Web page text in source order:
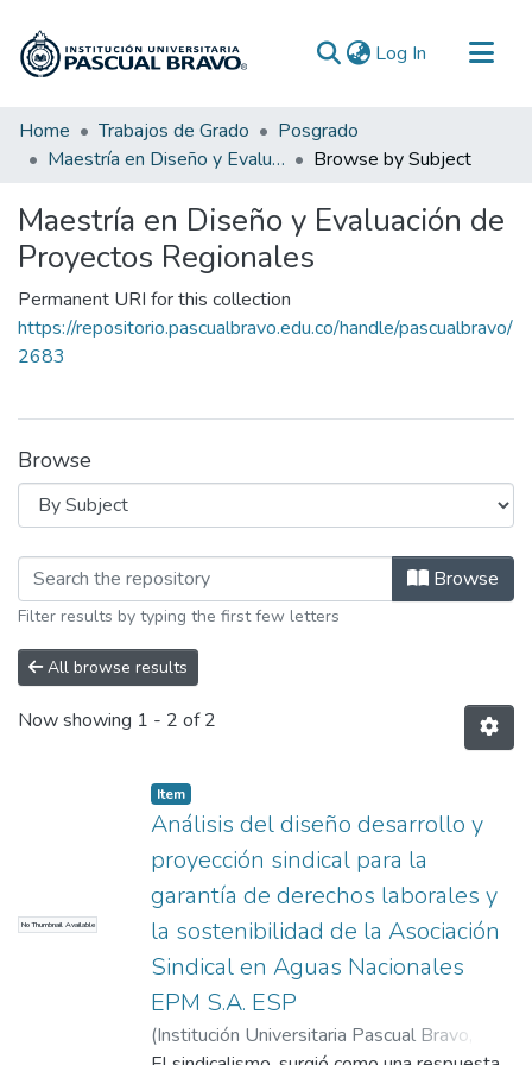
Log In (current)
Communities & Collections
All of DSpace
Home Trabajos de Grado
Posgrado
Maestría en Diseño y Evaluación de Proyectos Regionales
Browse by Subject
Maestría en Diseño y Evaluación de
Proyectos Regionales
Permanent URI for this collection
https://repositorio.pascualbravo.edu.co/handle/pascualbravo/
2683
Browse
Browsing Maestría en Diseño yBrowse
Filter results by typing the first few letters
All browse results
Now showing 1 - 2 of 2
No Thumbnail Available
Item
Análisis del diseño desarrollo y
proyección sindical para la
garantía de derechos laborales y
la sostenibilidad de la Asociación
Sindical en Aguas Nacionales
EPM S.A. ESP
(Institución Universitaria Pascual Bravo